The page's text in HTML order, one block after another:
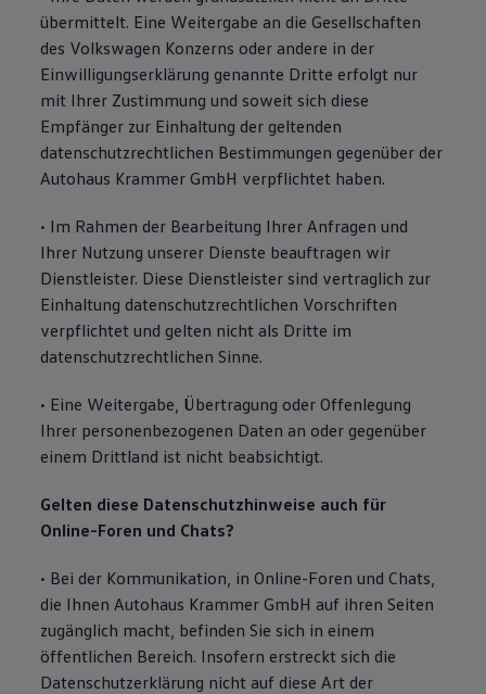
übermittelt. Eine Weitergabe an die Gesellschaften
des Volkswagen Konzerns oder andere in der
Einwilligungserklärung genannte Dritte erfolgt nur
mit Ihrer Zustimmung und soweit sich diese
Empfänger zur Einhaltung der geltenden
datenschutzrechtlichen Bestimmungen gegenüber der
Autohaus Krammer GmbH verpflichtet haben.
• Im Rahmen der Bearbeitung Ihrer Anfragen und
Ihrer Nutzung unserer Dienste beauftragen wir
Dienstleister. Diese Dienstleister sind vertraglich zur
Einhaltung datenschutzrechtlichen Vorschriften
verpflichtet und gelten nicht als Dritte im
datenschutzrechtlichen Sinne.
• Eine Weitergabe, Übertragung oder Offenlegung
Ihrer personenbezogenen Daten an oder gegenüber
einem Drittland ist nicht beabsichtigt.
Gelten diese Datenschutzhinweise auch für
Online-Foren und Chats?
• Bei der Kommunikation, in Online-Foren und Chats,
die Ihnen Autohaus Krammer GmbH auf ihren Seiten
zugänglich macht, befinden Sie sich in einem
öffentlichen Bereich. Insofern erstreckt sich die
Datenschutzerklärung nicht auf diese Art der